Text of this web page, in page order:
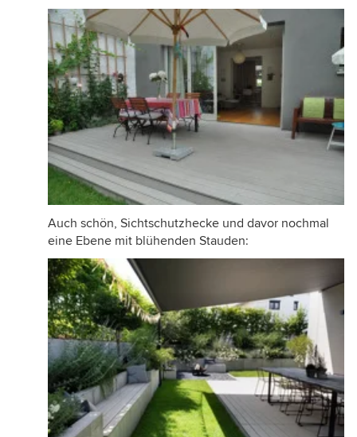
Auch schön, Sichtschutzhecke und davor nochmal
eine Ebene mit blühenden Stauden: